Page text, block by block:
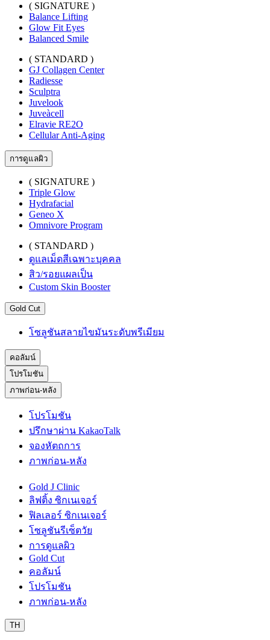
( SIGNATURE )
Balance Lifting
Glow Fit Eyes
Balanced Smile
( STANDARD )
GJ Collagen Center
Radiesse
Sculptra
Juvelook
Juveàcell
Elravie RE2O
Cellular Anti-Aging
การดูแลผิว
( SIGNATURE )
Triple Glow
Hydrafacial
Geneo X
Omnivore Program
( STANDARD )
ดูแลเม็ดสีเฉพาะบุคคล
สิว/รอยแผลเป็น
Custom Skin Booster
Gold Cut
โซลูชันสลายไขมันระดับพรีเมียม
คอลัมน์
โปรโมชัน
ภาพก่อน-หลัง
โปรโมชัน
ปรึกษาผ่าน KakaoTalk
จองหัตถการ
ภาพก่อน-หลัง
Gold J Clinic
ลิฟติ้ง ซิกเนเจอร์
ฟิลเลอร์ ซิกเนเจอร์
โซลูชันรีเซ็ตวัย
การดูแลผิว
Gold Cut
คอลัมน์
โปรโมชัน
ภาพก่อน-หลัง
TH